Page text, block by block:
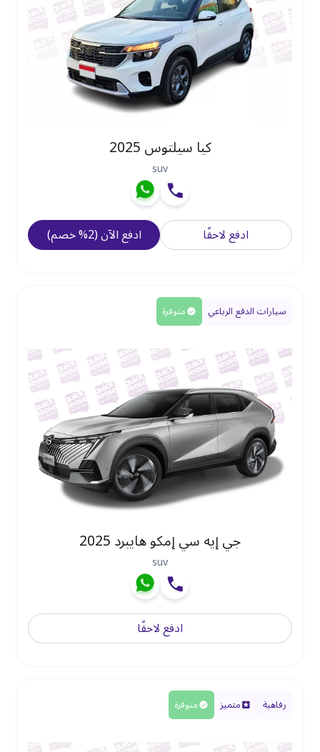
كيا سيلتوس 2025
suv
ادفع لاحقًا ادفع الآن(
2
%خصم)
سيارات الدفع الرباعي متوفرة
جي إيه سي إمكو هايبرد 2025
suv
ادفع لاحقًا
رفاهية متميز متوفرة